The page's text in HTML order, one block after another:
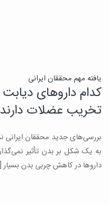
یافته مهم محققان ایرانی
کدام داروهای دیابت
تخریب عضلات
بررسی‌های جدید محققان
به یک شکل بر بدن تأثیر
داروها در کاهش چربی بدن